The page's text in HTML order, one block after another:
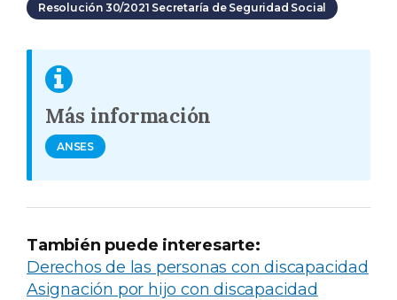
Resolución 30/2021 Secretaría de Seguridad Social
Más información
ANSES
También puede interesarte:
Derechos de las personas con discapacidad
Asignación por hijo con discapacidad